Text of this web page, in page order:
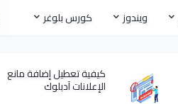
ويندوز كورس بلوغر
كيفية تعطيل إضافة مانع
الإعلانات آدبلوك